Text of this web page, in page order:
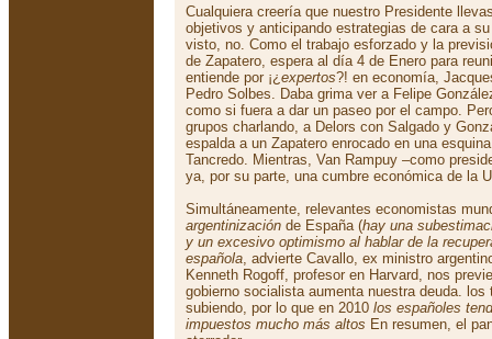
Cualquiera creería que nuestro Presidente
objetivos y anticipando estrategias de cara a
visto, no. Como el trabajo esforzado y la
de Zapatero, espera al día 4 de Enero para
entiende por ¡¿ expertos?! en economía,
Pedro Solbes. Daba grima ver a Felipe
como si fuera a dar un paseo por el campo.
grupos charlando, a Delors con Salgado y
espalda a un Zapatero enrocado en una
Tancredo. Mientras, Van Rampuy –como
ya, por su parte, una cumbre económica de la
Simultáneamente, relevantes economistas
argentinización de España (hay una
y un excesivo optimismo al hablar de la
española, advierte Cavallo, ex ministro
Kenneth Rogoff, profesor en Harvard, nos
gobierno socialista aumenta nuestra deuda.
subiendo, por lo que en 2010 los españoles
impuestos mucho más altos En resumen, el